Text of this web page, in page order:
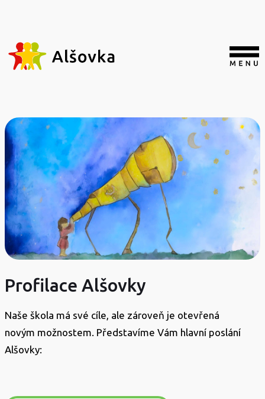
Profilace Alšovky
Naše škola má své cíle, ale zároveň je otevřená
novým možnostem. Představíme Vám hlavní poslání
Alšovky: